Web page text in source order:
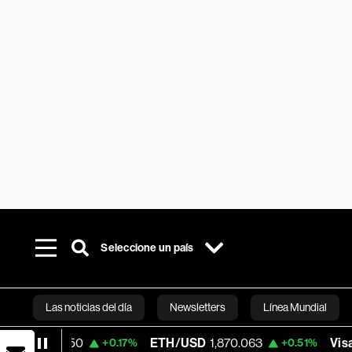
Seleccione un país
Las noticias del día Newsletters Línea Mundial
Bloomberg
ETH/USD 1,870.063 +0.51% Visa 366.13 -